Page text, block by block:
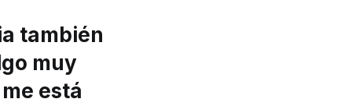
también
muy
está